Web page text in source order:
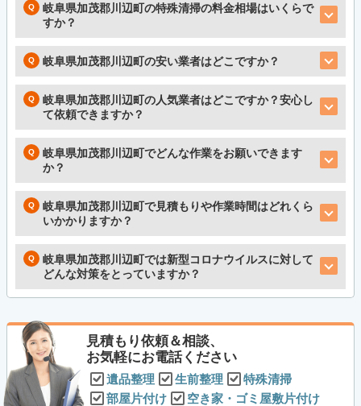
岐阜県加茂郡川辺町の特殊清掃の料金相場はいくらで
すか？
岐阜県加茂郡川辺町の安い業者はどこですか？
岐阜県加茂郡川辺町の人気業者はどこですか？安心し
て依頼できますか？
岐阜県加茂郡川辺町でどんな作業をお願いできます
か？
岐阜県加茂郡川辺町で見積もりや作業時間はどれくら
いかかりますか？
岐阜県加茂郡川辺町では新型コロナウイルスに対して
どんな対策をとっていますか？
見積もり依頼＆相談、
お気軽にお電話ください
遺品整理 生前整理
特殊清掃
部屋片付け
空き家・ゴミ屋敷片付け